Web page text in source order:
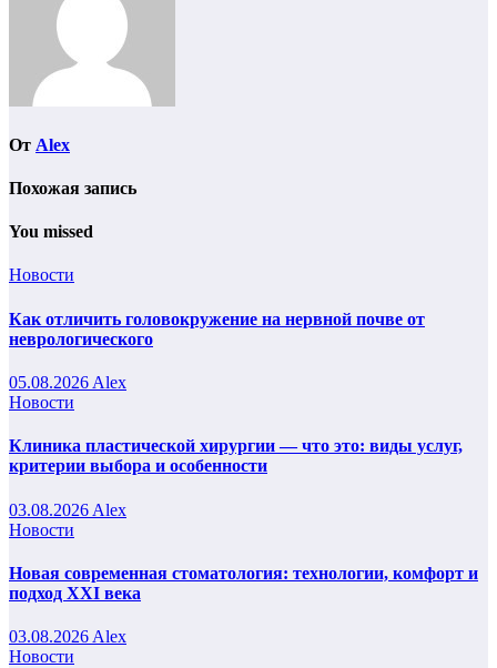
От Alex
Похожая запись
You missed
Новости
Как отличить головокружение на нервной почве от
неврологического
05.08.2026 Alex
Новости
Клиника пластической хирургии — что это: виды услуг,
критерии выбора и особенности
03.08.2026 Alex
Новости
Новая современная стоматология: технологии, комфорт и
подход XXI века
03.08.2026 Alex
Новости